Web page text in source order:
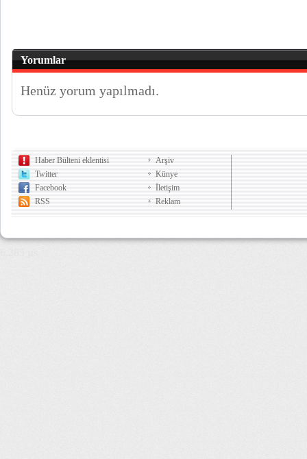
Yorumlar
Henüz yorum yapılmadı.
Haber Bülteni eklentisi
Twitter
Facebook
RSS
Arşiv
Künye
İletişim
Reklam